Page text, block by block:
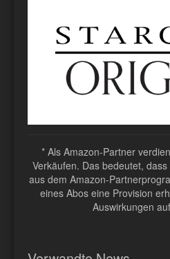
* Als Amazon-Partner
Verkäufen. Das bedeutet,
aus dem Amazon-
eines Abos eine Provision
Auswirkungen